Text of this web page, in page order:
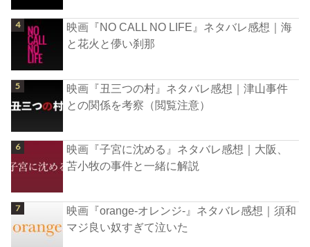
映画『NO CALL NO LIFE』ネタバレ感想｜海
と花火と儚い刹那
映画『丑三つの村』ネタバレ感想｜津山事件
との関係を考察（閲覧注意）
映画『子宮に沈める』ネタバレ感想｜大阪、
苫小牧の事件と一緒に解説
映画『orange-オレンジ-』ネタバレ感想｜須和
マジ良い奴すぎて泣いた